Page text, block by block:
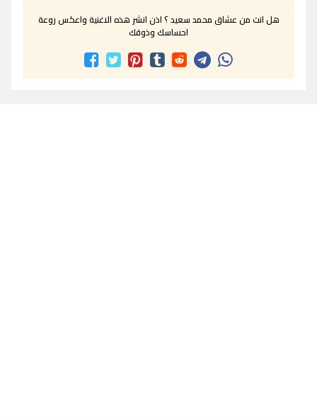
هل انت من عشاق محمد سعيد ؟ اذن انشر هذه الاغنية واعكس روعة
احساسك وذوقك